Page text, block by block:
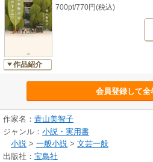
作品紹介
700pt/770円(税込)
会員登録して全
作家名： 青山美智子
ジャンル： 小説・実用書
小説 > 一般小説 > 文芸一般
出版社： 宝島社